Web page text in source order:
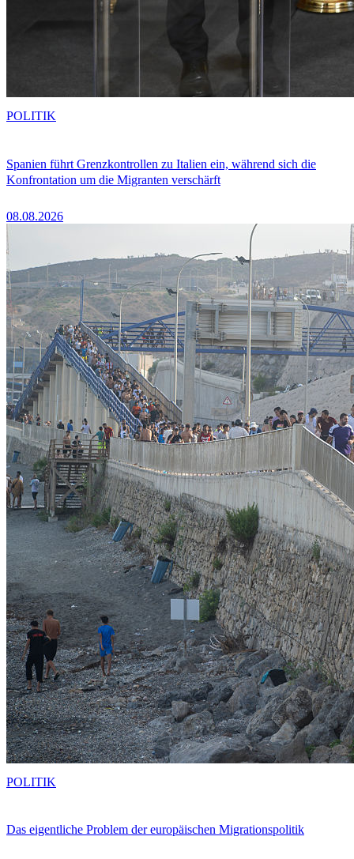
Spanien führt Grenzkontrollen zu Italien ein, während sich die
Konfrontation um die Migranten verschärft
08.08.2026
POLITIK
Das eigentliche Problem der europäischen Migrationspolitik
POLITIK